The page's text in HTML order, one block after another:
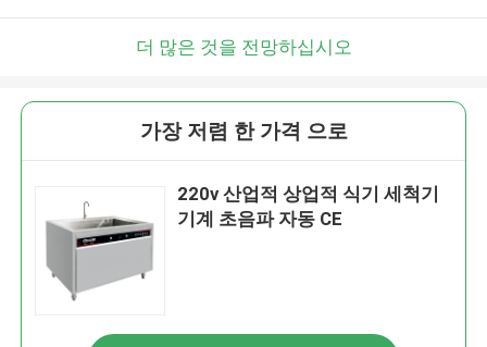
더 많은 것을 전망하십시오
가장 저렴 한 가격 으로
220v 산업적 상업적 식기 세척기
기계 초음파 자동 CE